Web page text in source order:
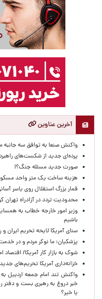
آخرین عناوین
واکنش صنعا به توافق سه جانبه
پرده‌ای جدید از شکست‌های
صورت جدید مسئله جنگ؟!
هزینه ساخت یک متر واحد
قمار بزرگ استقلال روی یاسر
محدودیت تردد در آزادراه تهران کرج قزوین تا
وزیر امور خارجه خطاب به
باشیم
سنای آمریکا لایحه تحریم ایران
پزشکیان: ما نوکر مردم و در
شوک به بازار کار آمریکا/ اقتصاد امریکا ۲۳ هزار شغل
خزانه‌داری آمریکا تحریم‌های
واکنش تند امام جمعه اردبیل
خبر دروغ به رهبری بست و دفتر
یا خیر؟